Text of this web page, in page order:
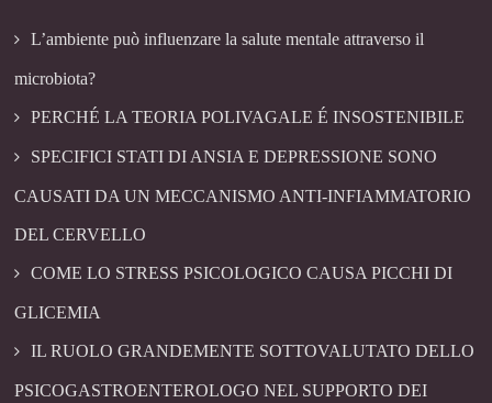
L’ambiente può influenzare la salute mentale attraverso il
microbiota?
PERCHÉ LA TEORIA POLIVAGALE É INSOSTENIBILE
SPECIFICI STATI DI ANSIA E DEPRESSIONE SONO
CAUSATI DA UN MECCANISMO ANTI-INFIAMMATORIO
DEL CERVELLO
COME LO STRESS PSICOLOGICO CAUSA PICCHI DI
GLICEMIA
IL RUOLO GRANDEMENTE SOTTOVALUTATO DELLO
PSICOGASTROENTEROLOGO NEL SUPPORTO DEI